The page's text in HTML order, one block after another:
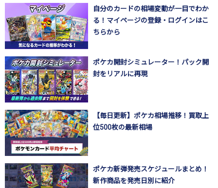
自分のカードの相場変動が一目でわか
る！マイページの登録・ログインはこ
ちらから
ポケカ開封シミュレーター！パック開
封をリアルに再現
【毎日更新】ポケカ相場推移！買取上
位500枚の最新相場
ポケカ新弾発売スケジュールまとめ！
新作商品を発売日別に紹介